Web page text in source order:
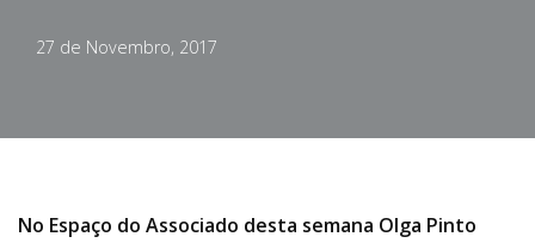
27 de Novembro, 2017
No Espaço do Associado desta semana Olga Pinto